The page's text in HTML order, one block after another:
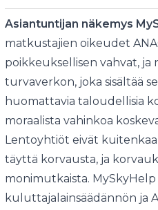
Asiantuntijan näkemys
matkustajien oikeudet
poikkeuksellisen vahvat, ja
turvaverkon, joka sisältää
huomattavia taloudellisia
moraalista vahinkoa
Lentoyhtiöt eivät
täyttä korvausta, ja
monimutkaista.
kuluttajalainsäädännön ja